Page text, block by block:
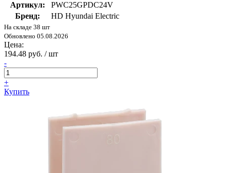
Артикул:
PWC25GPDC24V
Бренд:
HD Hyundai Electric
На складе 38 шт
Обновлено 05.08.2026
Цена:
194.48 руб. / шт
-
+
Купить